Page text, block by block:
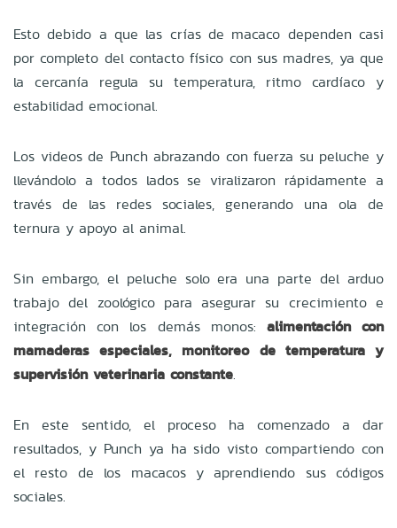
Esto debido a que las crías de macaco dependen casi
por completo del contacto físico con sus madres, ya que
la cercanía regula su temperatura, ritmo cardíaco y
estabilidad emocional.
Los videos de Punch abrazando con fuerza su peluche y
llevándolo a todos lados se viralizaron rápidamente a
través de las redes sociales, generando una ola de
ternura y apoyo al animal.
Sin embargo, el peluche solo era una parte del arduo
trabajo del zoológico para asegurar su crecimiento e
integración con los demás monos: alimentación con
mamaderas especiales, monitoreo de temperatura y
supervisión veterinaria constante.
En este sentido, el proceso ha comenzado a dar
resultados, y Punch ya ha sido visto compartiendo con
el resto de los macacos y aprendiendo sus códigos
sociales.